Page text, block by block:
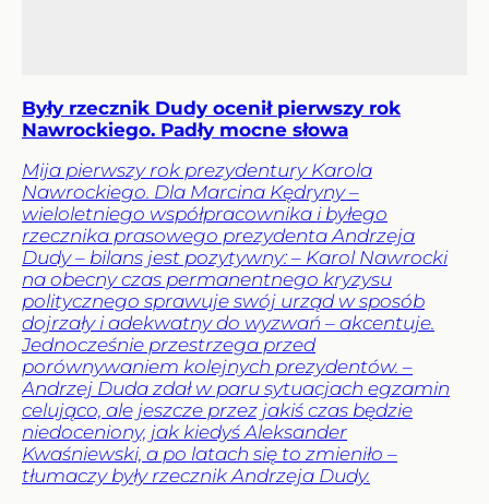
Były rzecznik Dudy ocenił pierwszy rok
Nawrockiego. Padły mocne słowa
Mija pierwszy rok prezydentury Karola
Nawrockiego. Dla Marcina Kędryny –
wieloletniego współpracownika i byłego
rzecznika prasowego prezydenta Andrzeja
Dudy – bilans jest pozytywny: – Karol Nawrocki
na obecny czas permanentnego kryzysu
politycznego sprawuje swój urząd w sposób
dojrzały i adekwatny do wyzwań – akcentuje.
Jednocześnie przestrzega przed
porównywaniem kolejnych prezydentów. –
Andrzej Duda zdał w paru sytuacjach egzamin
celująco, ale jeszcze przez jakiś czas będzie
niedoceniony, jak kiedyś Aleksander
Kwaśniewski, a po latach się to zmieniło –
tłumaczy były rzecznik Andrzeja Dudy.